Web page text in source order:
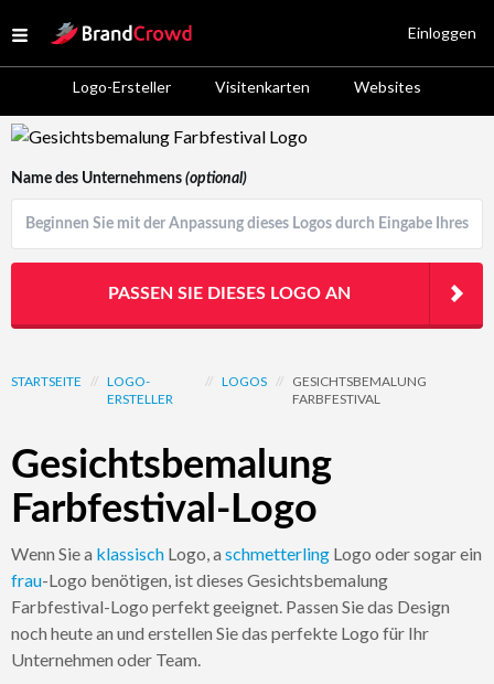
Open menu
Site Logo
Logo-Ersteller Visitenkarten Websites
Einloggen
Logo Template Preview
STARTSEITE // LOGO-
ERSTELLER
// LOGOS //
GESICHTSBEMALUNG
FARBFESTIVAL
Gesichtsbemalung
Farbfestival-Logo
Wenn Sie a klassisch Logo, a schmetterling Logo oder sogar ein
frau-Logo benötigen, ist dieses Gesichtsbemalung
Farbfestival-Logo perfekt geeignet. Passen Sie das Design
noch heute an und erstellen Sie das perfekte Logo für Ihr
Unternehmen oder Team.
Name des Unternehmens (optional)
PASSEN SIE DIESES LOGO AN